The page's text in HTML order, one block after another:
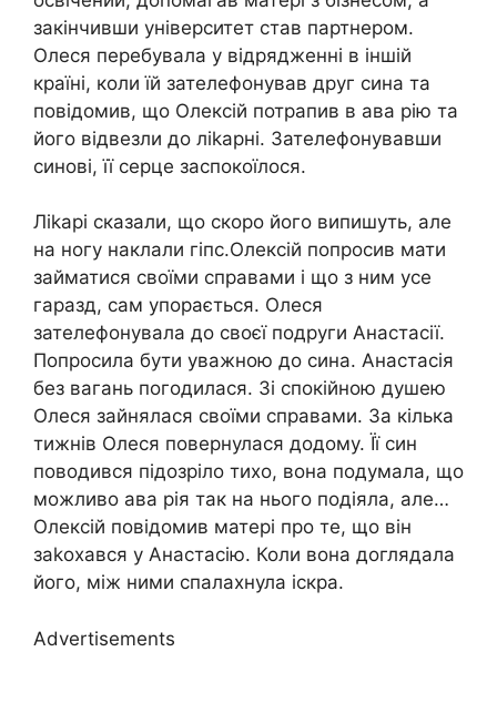
закінчивши університет став партнером.
Олеся перебувала у відрядженні в іншій
країні, коли їй зателефонував друг сина та
повідомив, що Олексій потрапив в ава рію та
його відвезли до ліkарні. Зателефонувавши
синові, її серце заспокоїлося.
Ліkарі сказали, що скоро його випишуть, але
на ногу наклали гіпс.Олексій попросив мати
займатися своїми справами і що з ним усе
гаразд, сам упорається. Олеся
зателефонувала до своєї подруги Анастасії.
Попросила бути уважною до сина. Анастасія
без вагань погодилася. Зі спокійною душею
Олеся зайнялася своїми справами. За кілька
тижнів Олеся повернулася додому. Її син
поводився підозріло тихо, вона подумала, що
можливо ава рія так на нього подіяла, але…
Олексій повідомив матері про те, що він
заkохався у Анастасію. Коли вона доглядала
його, між ними спалахнула іскра.
Advertisements